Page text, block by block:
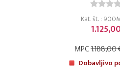
Kat. št. :
MPC1.188,00
Dobavljivo